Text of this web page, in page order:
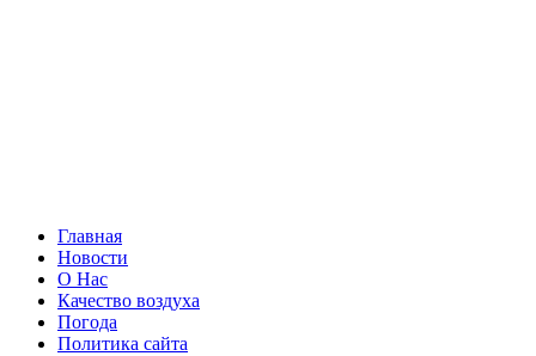
Главная
Новости
О Нас
Качество воздуха
Погода
Политика сайта